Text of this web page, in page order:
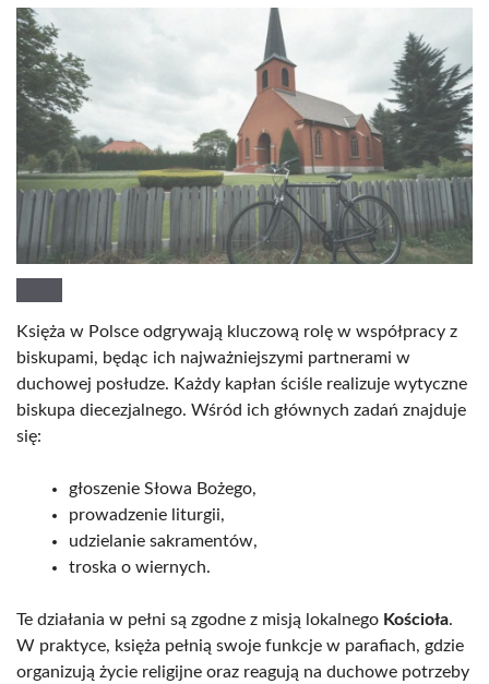
Księża w Polsce odgrywają kluczową rolę w współpracy z
biskupami, będąc ich najważniejszymi partnerami w
duchowej posłudze. Każdy kapłan ściśle realizuje wytyczne
biskupa diecezjalnego. Wśród ich głównych zadań znajduje
się:
głoszenie Słowa Bożego,
prowadzenie liturgii,
udzielanie sakramentów,
troska o wiernych.
Te działania w pełni są zgodne z misją lokalnego Kościoła.
W praktyce, księża pełnią swoje funkcje w parafiach, gdzie
organizują życie religijne oraz reagują na duchowe potrzeby